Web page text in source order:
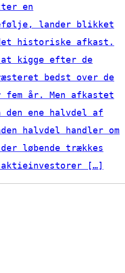
en
lander blikket
historiske afkast.
kigge efter de
bedst over de
år. Men afkastet
den ene halvdel af
halvdel handler om
løbende trækkes
[…]